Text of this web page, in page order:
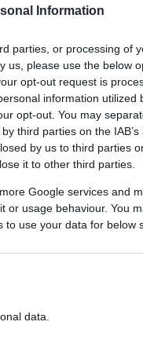
Information
parties, or processing of
us, please use the below
opt-out request is
information utilized
opt-out. You may
third parties on the
by us to third parties
it to other third parties.
Google services and
or usage behaviour. You
use your data for below
data.